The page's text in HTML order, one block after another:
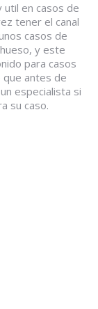
util en casos de
tener el canal
casos de
y este
para casos
antes de
especialista si
su caso.